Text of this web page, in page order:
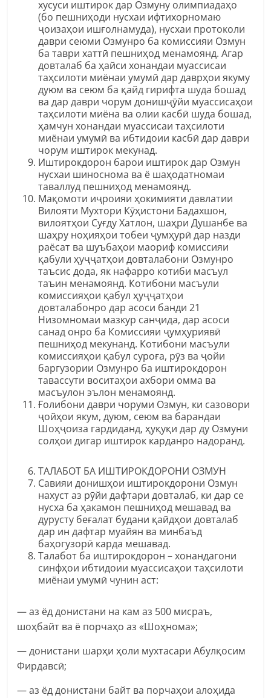
хусуси иштирок дар Озмуну олимпиадаҳо
(бо пешниҳоди нусхаи ифтихорномаю
ҷоизаҳои ишғолнамуда), нусхаи протоколи
даври сеюми Озмунро ба комиссияи Озмун
ба таври хаттӣ пешниҳод менамоянд. Агар
довталаб ба ҳайси хонандаи муассисаи
таҳсилоти миёнаи умумӣ дар даврҳои якуму
дуюм ва сеюм ба қайд гирифта шуда бошад
ва дар даври чорум донишҷӯйи муассисаҳои
таҳсилоти миёна ва олии касбӣ шуда бошад,
ҳамчун хонандаи муассисаи таҳсилоти
миёнаи умумӣ ва ибтидоии касбӣ дар даври
чорум иштирок мекунад.
Иштирокдорон барои иштирок дар Озмун
нусхаи шиноснома ва ё шаҳодатномаи
таваллуд пешниҳод менамоянд.
Мақомоти иҷроияи ҳокимияти давлатии
Вилояти Мухтори Кӯҳистони Бадахшон,
вилоятҳои Суғду Хатлон, шаҳри Душанбе ва
шаҳру ноҳияҳои тобеи ҷумҳурӣ дар назди
раёсат ва шуъбаҳои маориф комиссияи
қабули ҳуҷҷатҳои довталабони Озмунро
таъсис дода, як нафарро котиби масъул
таъин менамоянд. Котибони масъули
комиссияҳои қабул ҳуҷҷатҳои
довталабонро дар асоси банди 21
Низомномаи мазкур санҷида, дар асоси
санад онро ба Комиссияи ҷумҳуриявӣ
пешниҳод мекунанд. Котибони масъули
комиссияҳои қабул суроға, рӯз ва ҷойи
баргузории Озмунро ба иштирокдорон
тавассути воситаҳои ахбори омма ва
масъулон эълон менамоянд.
Ғолибони даври чоруми Озмун, ки сазовори
ҷойҳои якум, дуюм, сеюм ва барандаи
Шоҳҷоиза гардиданд, ҳуқуқи дар ду Озмуни
солҳои дигар иштирок карданро надоранд.
ТАЛАБОТ БА ИШТИРОКДОРОНИ ОЗМУН
Савияи донишҳои иштирокдорони Озмун
нахуст аз рӯйи дафтари довталаб, ки дар се
нусха ба ҳакамон пешниҳод мешавад ва
дурусту беғалат будани қайдҳои довталаб
дар ин дафтар муайян ва минбаъд
баҳогузорӣ карда мешавад.
Талабот ба иштирокдорон – хонандагони
синфҳои ибтидоии муассисаҳои таҳсилоти
миёнаи умумӣ чунин аст:
— аз ёд донистани на кам аз 500 мисраъ,
шоҳбайт ва ё порчаҳо аз «Шоҳнома»;
— донистани шарҳи ҳоли мухтасари Абулқосим
Фирдавсӣ;
— аз ёд донистани байт ва порчаҳои алоҳида